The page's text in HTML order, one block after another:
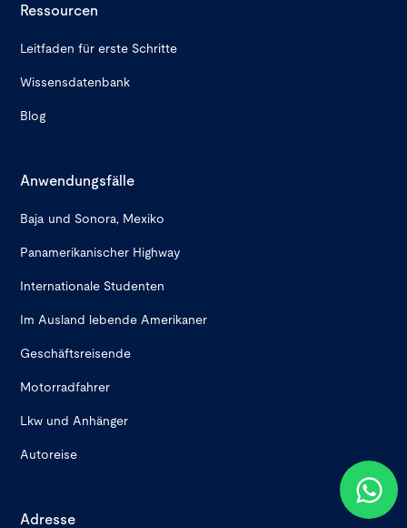
Ressourcen
Leitfaden für erste Schritte
Wissensdatenbank
Blog
Anwendungsfälle
Baja und Sonora, Mexiko
Panamerikanischer Highway
Internationale Studenten
Im Ausland lebende Amerikaner
Geschäftsreisende
Motorradfahrer
Lkw und Anhänger
Autoreise
Adresse